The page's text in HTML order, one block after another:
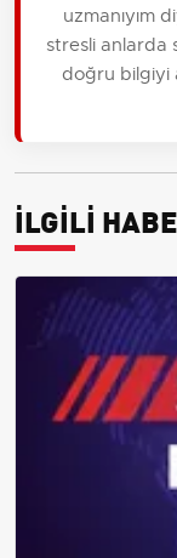
uzmanıyım
stresli anlarda
doğru bilgiyi
İLGİLİ